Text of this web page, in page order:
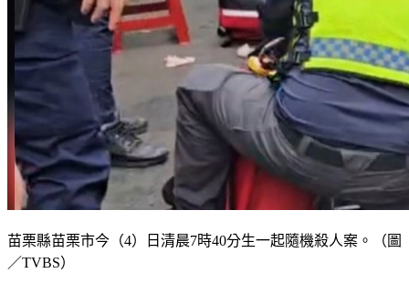
苗栗縣苗栗市今（4）日清晨7時40分生一起隨機殺人案。（圖
／TVBS）